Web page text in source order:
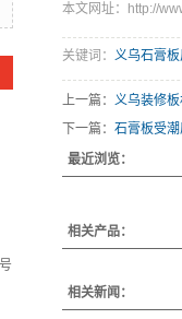
本文网址：http://
关键词： 义乌石膏
上一篇： 义乌装修板
下一篇： 石膏板受潮
最近浏览：
相关产品：
相关新闻：